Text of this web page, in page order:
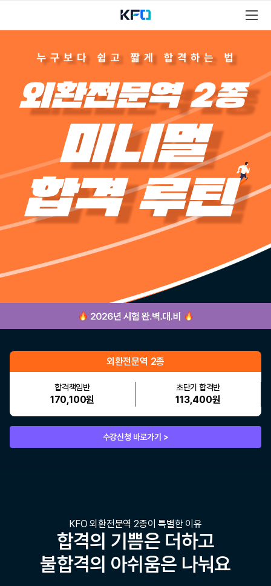
외환전문역 2종
합격책임반
170,100원
초단기 합격반
113,400원
수강신청 바로가기 >
KFO 외환전문역 2종이 특별한 이유
합격의 기쁨은 더하고
불합격의 아쉬움은 나눠요